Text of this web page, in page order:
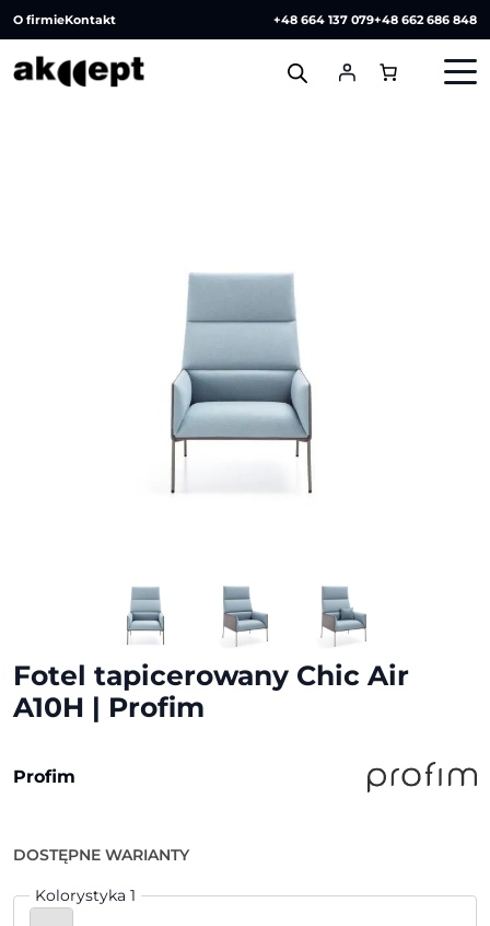
O firmieKontakt +48 664 137 079+48 662 686 848
Fotel tapicerowany Chic Air
A10H | Profim
Profim
DOSTĘPNE WARIANTY
Kolorystyka 1